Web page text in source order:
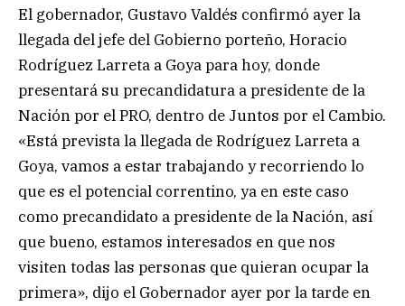
El gobernador, Gustavo Valdés confirmó ayer la
llegada del jefe del Gobierno porteño, Horacio
Rodríguez Larreta a Goya para hoy, donde
presentará su precandidatura a presidente de la
Nación por el PRO, dentro de Juntos por el Cambio.
«Está prevista la llegada de Rodríguez Larreta a
Goya, vamos a estar trabajando y recorriendo lo
que es el potencial correntino, ya en este caso
como precandidato a presidente de la Nación, así
que bueno, estamos interesados en que nos
visiten todas las personas que quieran ocupar la
primera», dijo el Gobernador ayer por la tarde en